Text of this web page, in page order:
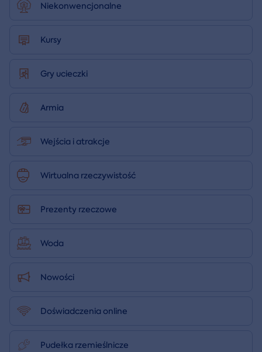
Niekonwencjonalne
Kursy
Gry ucieczki
Armia
Wejścia i atrakcje
Wirtualna rzeczywistość
Prezenty rzeczowe
Woda
Nowości
Doświadczenia online
Pudełka rzemieślnicze